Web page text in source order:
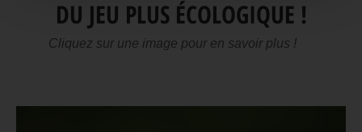
Cliquez sur une image pour en savoir plus !
DU JEU PLUS ÉCOLOGIQUE !